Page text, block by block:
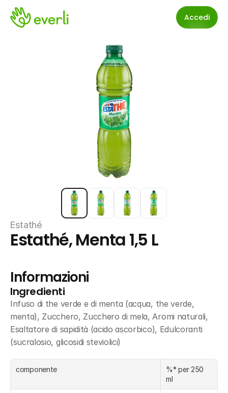
Accedi
Estathé
Estathé, Menta 1,5 L
Informazioni
Ingredienti
Infuso di the verde e di menta (acqua, the verde,
menta), Zucchero, Zucchero di mela, Aromi naturali,
Esaltatore di sapidità (acido ascorbico), Edulcoranti
(sucralosio, glicosidi steviolici)
componente
%* per 250
ml